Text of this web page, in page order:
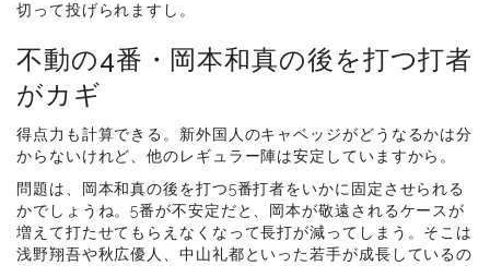
切って投げられますし。
不動の4番・岡本和真の後を打つ打者
がカギ
得点力も計算できる。新外国人のキャベッジがどうなるかは分
からないけれど、他のレギュラー陣は安定していますから。
問題は、岡本和真の後を打つ5番打者をいかに固定させられる
かでしょうね。5番が不安定だと、岡本が敬遠されるケースが
増えて打たせてもらえなくなって長打が減ってしまう。そこは
浅野翔吾や秋広優人、中山礼都といった若手が成長しているの